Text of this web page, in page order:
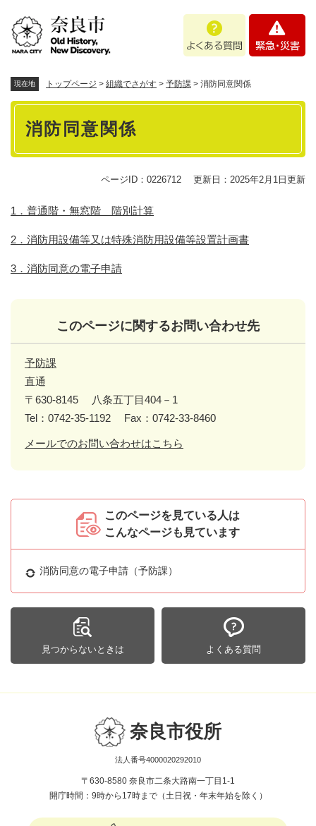
あ
問
・
現在地 トップページ > 組織でさがす > 予防課 > 消防同意関係
本
消防同意関係
ページID：0226712 更新日：2025年2月1日更新
1．普通階・無窓階 階別計算
2．消防用設備等又は特殊消防用設備等設置計画書
3．消防同意の電子申請
このページに関するお問い合わせ先
予防課
直通
〒630-8145
八条五丁目404－1
Tel：0742-35-1192
Fax：0742-33-8460
メールでのお問い合わせはこちら
このページを見ている人は
こんなページも見ています
消防同意の電子申請（予防課）
見つからないときは よくある質問
奈良市役所
法人番号4000020292010
〒630-8580 奈良市二条大路南一丁目1-1
開庁時間：9時から17時まで（土日祝・年末年始を除く）